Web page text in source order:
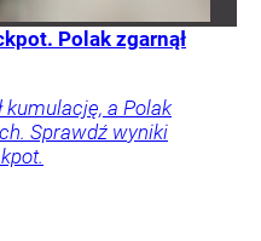
Polak zgarnął
kumulację, a Polak
Sprawdź wyniki